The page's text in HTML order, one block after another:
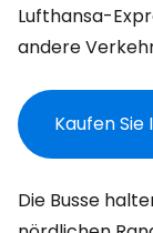
Lufthansa-
andere
Kaufen
Die Busse